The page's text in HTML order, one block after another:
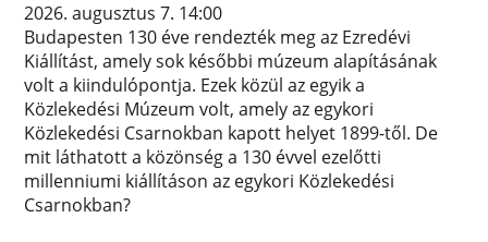
2026. augusztus 7. 14:00
Budapesten 130 éve rendezték meg az Ezredévi
Kiállítást, amely sok későbbi múzeum alapításának
volt a kiindulópontja. Ezek közül az egyik a
Közlekedési Múzeum volt, amely az egykori
Közlekedési Csarnokban kapott helyet 1899-től. De
mit láthatott a közönség a 130 évvel ezelőtti
millenniumi kiállításon az egykori Közlekedési
Csarnokban?